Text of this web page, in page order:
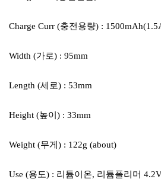
Charge Curr (충전용량) :
Width (가로) : 95mm
Length (세로) : 53mm
Height (높이) : 33mm
Weight (무게) : 122g (about)
Use (용도) : 리튬이온, 리튬폴리머